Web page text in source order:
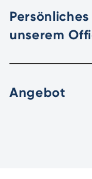
unserem
Angebot